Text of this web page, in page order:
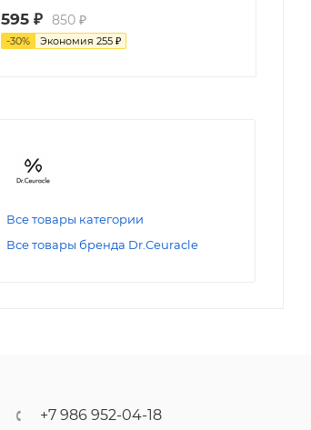
595₽ 850₽
-30% Экономия 255₽
Все товары категории
Все товары бренда Dr.Ceuracle
+7 986 952-04-18